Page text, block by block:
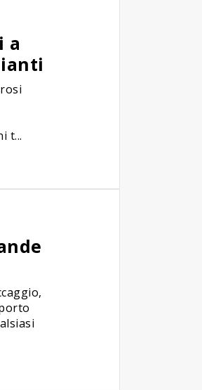
a
t...